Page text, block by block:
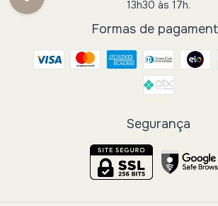
13h30 às 17h.
Formas de
Segurança